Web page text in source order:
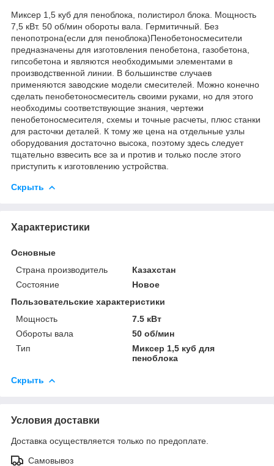
Миксер 1,5 куб для пеноблока, полистирол блока. Мощность
7,5 кВт. 50 об/мин обороты вала. Гермитичный. Без
пенопотрона(если для пеноблока)Пенобетоносмесители
предназначены для изготовления пенобетона, газобетона,
гипсобетона и являются необходимыми элементами в
производственной линии. В большинстве случаев
применяются заводские модели смесителей. Можно конечно
сделать пенобетоносмеситель своими руками, но для этого
необходимы соответствующие знания, чертежи
пенобетоносмесителя, схемы и точные расчеты, плюс станки
для расточки деталей. К тому же цена на отдельные узлы
оборудования достаточно высока, поэтому здесь следует
тщательно взвесить все за и против и только после этого
приступить к изготовлению устройства.
Скрыть
Характеристики
Основные
Страна производитель
Казахстан
Состояние
Новое
Пользовательские характеристики
Мощность
7.5 кВт
Обороты вала
50 об/мин
Тип
Миксер 1,5 куб для
пеноблока
Скрыть
Условия доставки
Доставка осуществляется только по предоплате.
Самовывоз